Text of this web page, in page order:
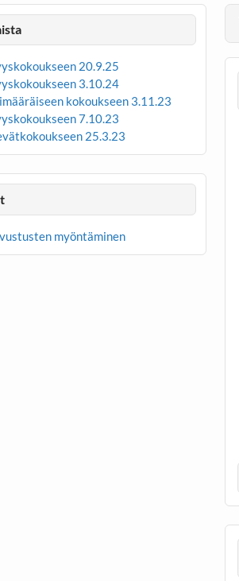
20.9.25
3.10.24
kokoukseen 3.11.23
7.10.23
25.3.23
myöntäminen